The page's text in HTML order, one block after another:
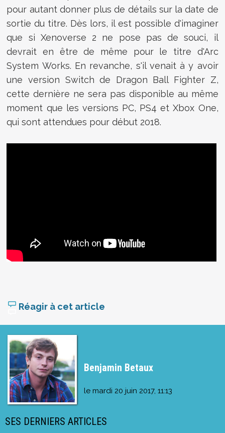
pour autant donner plus de détails sur la date de
sortie du titre. Dès lors, il est possible d'imaginer
que si Xenoverse 2 ne pose pas de souci, il
devrait en être de même pour le titre d'Arc
System Works. En revanche, s'il venait à y avoir
une version Switch de Dragon Ball Fighter Z,
cette dernière ne sera pas disponible au même
moment que les versions PC, PS4 et Xbox One,
qui sont attendues pour début 2018.
Réagir à cet article
Benjamin Betaux
le mardi 20 juin 2017, 11:13
SES DERNIERS ARTICLES